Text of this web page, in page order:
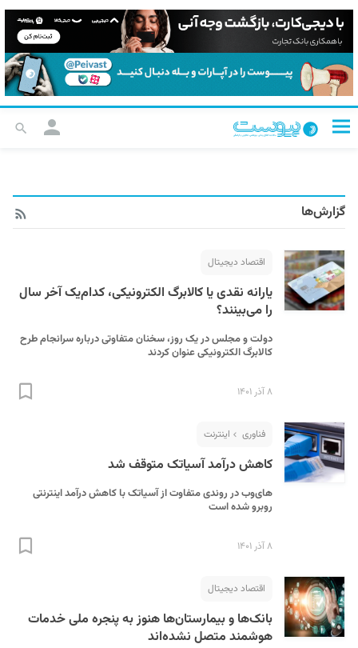
گزارش‌ها
اقتصاد دیجیتال
یارانه نقدی یا کالابرگ الکترونیکی، کدام‌یک آخر سال
را می‌بینند؟
دولت و مجلس در یک روز، سخنان متفاوتی درباره سرانجام طرح
کالابرگ الکترونیکی عنوان کردند
۸ آذر ۱۴۰۱
فناوری اینترنت
کاهش درآمد آسیاتک متوقف شد
های‌وب در روندی متفاوت از آسیاتک با کاهش درآمد اینترنتی
روبرو شده است
۸ آذر ۱۴۰۱
اقتصاد دیجیتال
بانک‌ها و بیمارستان‌ها هنوز به پنجره ملی خدمات
هوشمند متصل نشده‌اند